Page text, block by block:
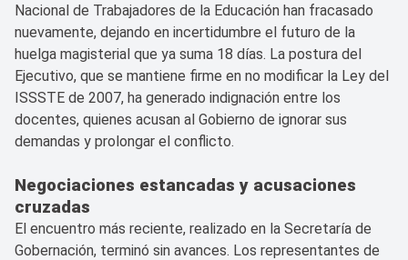
Nacional de Trabajadores de la Educación han fracasado
nuevamente, dejando en incertidumbre el futuro de la
huelga magisterial que ya suma 18 días. La postura del
Ejecutivo, que se mantiene firme en no modificar la Ley del
ISSSTE de 2007, ha generado indignación entre los
docentes, quienes acusan al Gobierno de ignorar sus
demandas y prolongar el conflicto.
Negociaciones estancadas y acusaciones
cruzadas
El encuentro más reciente, realizado en la Secretaría de
Gobernación, terminó sin avances. Los representantes de